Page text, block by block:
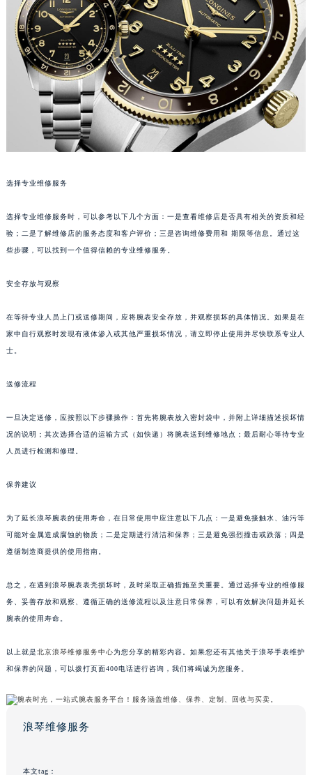
选择专业维修服务
选择专业维修服务时，可以参考以下几个方面：一是查看维修店是否具有相关的资质和经
验；二是了解维修店的服务态度和客户评价；三是咨询维修费用和 期限等信息。通过这
些步骤，可以找到一个值得信赖的专业维修服务。
安全存放与观察
在等待专业人员上门或送修期间，应将腕表安全存放，并观察损坏的具体情况。如果是在
家中自行观察时发现有液体渗入或其他严重损坏情况，请立即停止使用并尽快联系专业人
士。
送修流程
一旦决定送修，应按照以下步骤操作：首先将腕表放入密封袋中，并附上详细描述损坏情
况的说明；其次选择合适的运输方式（如快递）将腕表送到维修地点；最后耐心等待专业
人员进行检测和修理。
保养建议
为了延长浪琴腕表的使用寿命，在日常使用中应注意以下几点：一是避免接触水、油污等
可能对金属造成腐蚀的物质；二是定期进行清洁和保养；三是避免强烈撞击或跌落；四是
遵循制造商提供的使用指南。
总之，在遇到浪琴腕表表壳损坏时，及时采取正确措施至关重要。通过选择专业的维修服
务、妥善存放和观察、遵循正确的送修流程以及注意日常保养，可以有效解决问题并延长
腕表的使用寿命。
以上就是北京浪琴维修服务中心为您分享的精彩内容。如果您还有其他关于浪琴手表维护
和保养的问题，可以拨打页面400电话进行咨询，我们将竭诚为您服务。
浪琴维修服务
本文tag：